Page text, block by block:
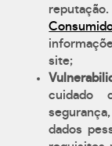
site;
cuidado
dados